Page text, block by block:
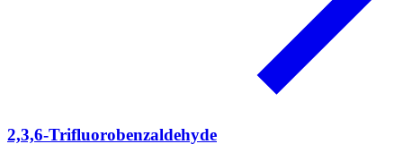
2,3,6-Trifluorobenzaldehyde